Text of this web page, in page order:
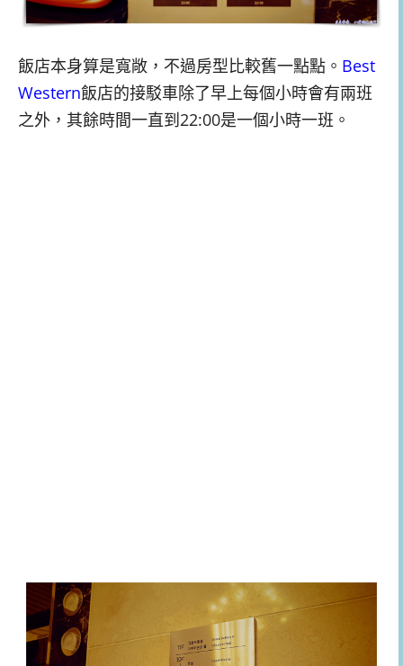
飯店本身算是寬敞，不過房型比較舊一點點。 Best
Western飯店的接駁車除了早上每個小時會有兩班
之外，其餘時間一直到22:00是一個小時一班。